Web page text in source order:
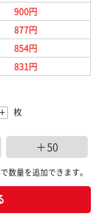
900円
877円
854円
831円
枚
＋50
数量を追加できます。